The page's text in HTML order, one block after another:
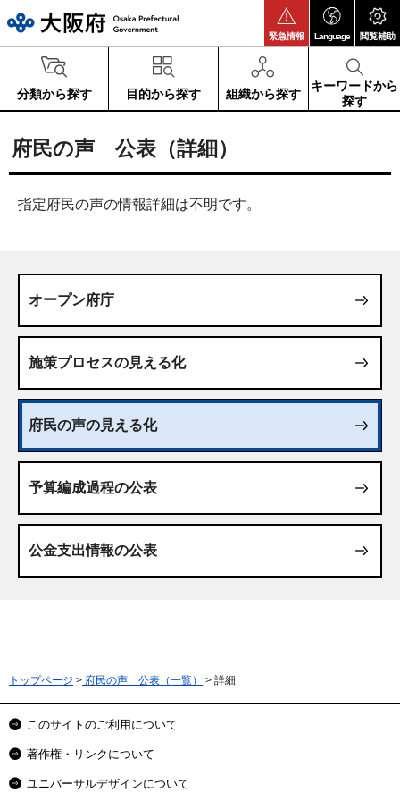
緊急情報 Language 閲覧補助
分類から探す 目的から探す 組織から探す
キーワードから
探す
府民の声 公表（詳細）
指定府民の声の情報詳細は不明です。
オープン府庁
施策プロセスの見える化
府民の声の見える化
予算編成過程の公表
公金支出情報の公表
トップページ > 府民の声 公表（一覧） > 詳細
このサイトのご利用について
著作権・リンクについて
ユニバーサルデザインについて